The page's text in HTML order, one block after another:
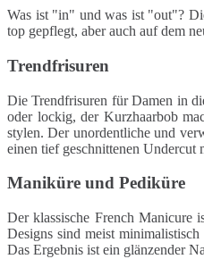
Was ist "in" und was ist "out"?
top gepflegt, aber auch auf dem
Trendfrisuren
Die Trendfrisuren für Damen in
oder lockig, der Kurzhaarbob
stylen. Der unordentliche und
einen tief geschnittenen
Maniküre und Pediküre
Der klassische French Manicure
Designs sind meist
Das Ergebnis ist ein glänzender